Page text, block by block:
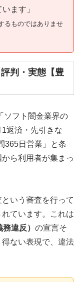
ます」
るものではありませ
判・実態【豊
ソフト闇金業界の
返済・先引きな
365日営業」と条
ら利用者が集まっ
いう審査を行って
ています。これは
違反） の宣言そ
ない表現で、違法